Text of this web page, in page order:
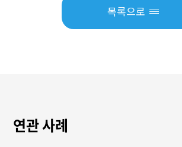
목록으로
연관 사례